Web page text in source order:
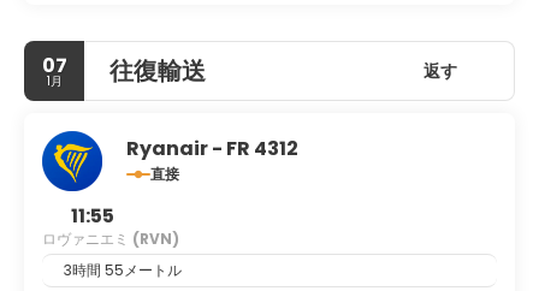
07
1月 往復輸送 返す
Ryanair - FR 4312
直接
11:55
ロヴァニエミ (RVN)
3時間 55メートル